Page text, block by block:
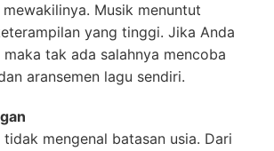
Musik menuntut
yang tinggi. Jika Anda
tak ada salahnya mencoba
aransemen lagu sendiri.
tidak mengenal batasan usia. Dari